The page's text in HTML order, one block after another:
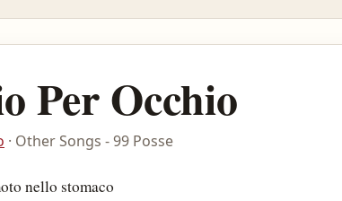
Per Occhio
· Other Songs - 99 Posse
nello stomaco